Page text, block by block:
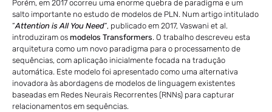
Porém, em 2017 ocorreu uma enorme quebra de paradigma e um
salto importante no estudo de modelos de PLN. Num artigo intitulado
“Attention is All You Need“, publicado em 2017, Vaswani et al.
introduziram os modelos Transformers. O trabalho descreveu esta
arquitetura como um novo paradigma para o processamento de
sequências, com aplicação inicialmente focada na tradução
automática. Este modelo foi apresentado como uma alternativa
inovadora às abordagens de modelos de linguagem existentes
baseadas em Redes Neurais Recorrentes (RNNs) para capturar
relacionamentos em sequências.